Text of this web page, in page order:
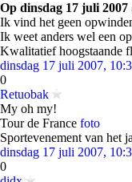
Op dinsdag 17 juli
Ik vind het geen
Ik weet anders wel een
Kwalitatief hoogstaande
dinsdag 17 juli 2007,
0
Retuobak
My oh my!
Tour de France foto
Sportevenement van het
dinsdag 17 juli 2007,
0